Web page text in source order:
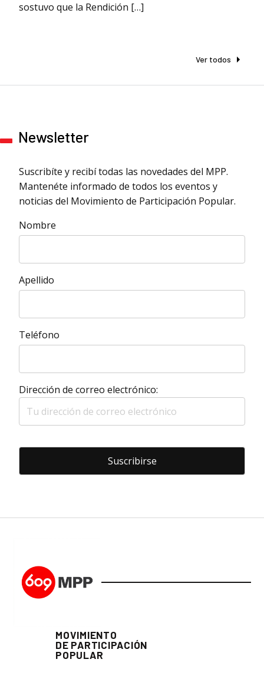
sostuvo que la Rendición […]
Ver todos
Newsletter
Suscribíte y recibí todas las novedades del MPP.
Mantenéte informado de todos los eventos y
noticias del Movimiento de Participación Popular.
Nombre
Apellido
Teléfono
Dirección de correo electrónico:
MOVIMIENTO
DE PARTICIPACIÓN
POPULAR